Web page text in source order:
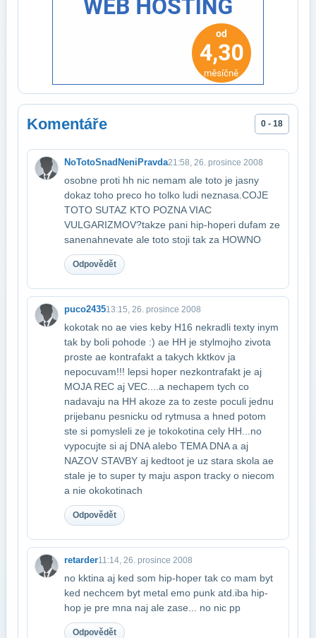
Komentáře 0 - 18
NoTotoSnadNeniPravda21:58, 26. prosince 2008
osobne proti hh nic nemam ale toto je jasny
dokaz toho preco ho tolko ludi neznasa.CO​JE
TOTO SUTAZ KTO POZNA VIAC
VULGARIZMOV?takze pani hip-hoperi dufam ze
sa​nenahnevate ale toto stoji tak za HOWNO
Odpovědět
puco243513:15, 26. prosince 2008
kokotak no ae vies keby H16 nekradli texty inym
tak by boli pohode :) ae HH je styl​mojho zivota
proste ae kontrafakt a takych kktkov ja
nepocuvam!!! lepsi hoper nez​kontrafakt je aj
MOJA REC aj VEC....a nechapem tych co
nadavaju na HH akoze za to ze​ste poculi jednu
prijebanu pesnicku od rytmusa a hned potom
ste si pomysleli ze je to​kokotina cely HH...no
vypocujte si aj DNA alebo TEMA DNA a aj
NAZOV STAVBY aj ked​toot je uz stara skola ae
stale je to super ty maju aspon tracky o niecom
a nie o​kokotinach
Odpovědět
retarder11:14, 26. prosince 2008
no kktina aj ked som hip-hoper tak co mam byt
ked nechcem byt metal emo punk atd.​iba hip-
hop je pre mna naj ale zase... no nic pp
Odpovědět